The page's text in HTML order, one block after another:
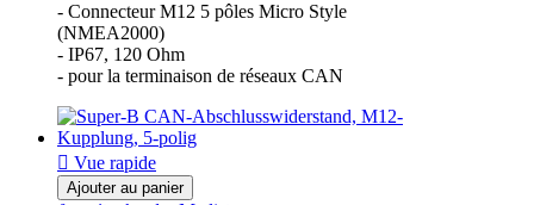
- Connecteur M12 5 pôles Micro Style
(NMEA2000)
- IP67, 120 Ohm
- pour la terminaison de réseaux CAN
 Vue rapide
Ajouter au panier